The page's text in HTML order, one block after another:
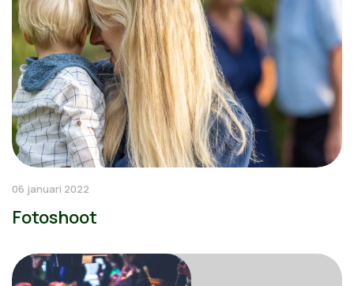
06 januari 2022
Fotoshoot